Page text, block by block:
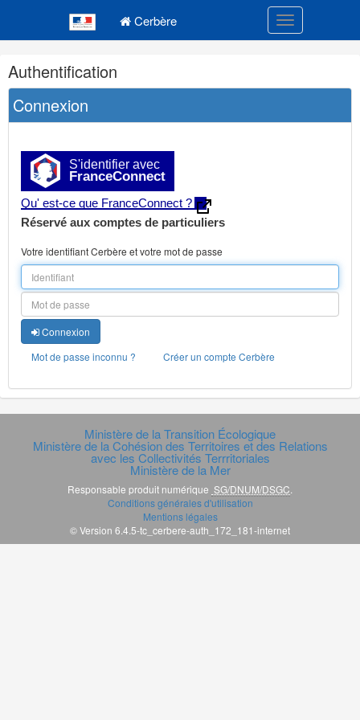
Cerbère Toggle
Navigation
et
outils
annexes
Authentification
Connexion
S'identifier avec
FranceConnect
Qu' est-ce que FranceConnect ?
Réservé aux comptes de particuliers
Votre identifiant Cerbère et votre mot de passe
Connexion
Mot de passe inconnu ?
Créer un compte Cerbère
Ministère de la Transition Écologique
Ministère de la Cohésion des Territoires et des Relations
avec les Collectivités Terrritoriales
Ministère de la Mer
Responsable produit numérique SG/DNUM/DSGC.
Conditions générales d'utilisation
Mentions légales
© Version 6.4.5-tc_cerbere-auth_172_181-internet